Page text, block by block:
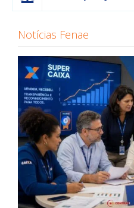
Notícias Fenae